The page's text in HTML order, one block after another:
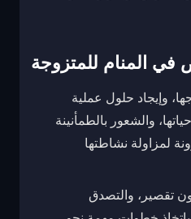
في المنام للمتزوجة
وإيجاد حلول عملية
والشعور بالطمأنينة
لمزاولة نشاطتها
تقصير، والتصدق